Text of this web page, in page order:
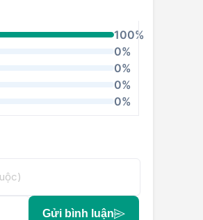
100%
0%
0%
0%
0%
Gửi bình luận